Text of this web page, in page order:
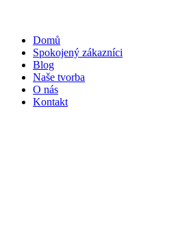
Domů
Spokojený zákazníci
Blog
Naše tvorba
O nás
Kontakt